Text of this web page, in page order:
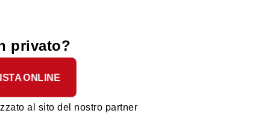
su pane tostato
gustata da
e cioccolato dei
gastronomica
esigenti con
dei prodotti siciliani.
privato?
ONLINE
al sito del nostro partner